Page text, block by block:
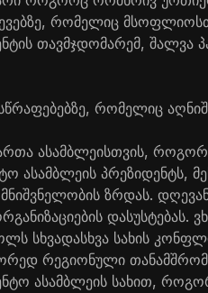
რომელიც
თავმჯდომარემ, შალვა
რომელიც
ასამბლეისთვის,
პრეზიდენტს,
ზრდას.
დასუსტებას.
სხვადასხვა სახის
რეგიონული
ასამბლეის სახით,